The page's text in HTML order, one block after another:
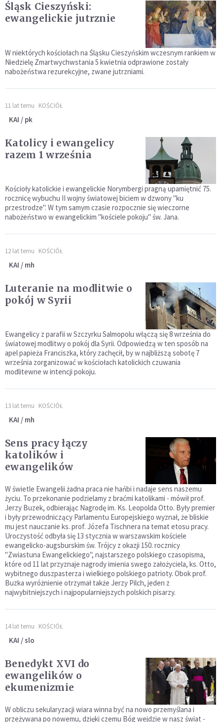
Śląsk Cieszyński:
ewangelickie jutrznie
W niektórych kościołach na Śląsku Cieszyńskim wczesnym rankiem w
Niedzielę Zmartwychwstania 5 kwietnia odprawione zostały
nabożeństwa rezurekcyjne, zwane jutrzniami.
11 lat temu KOŚCIÓŁ
KAI / pk
Katolicy i ewangelicy
razem 1 września
Kościoły katolickie i ewangelickie Norymbergi pragną upamiętnić 75.
rocznicę wybuchu II wojny światowej biciem w dzwony "ku
przestrodze". W tym samym czasie rozpocznie się wieczorne
nabożeństwo w ewangelickim "kościele pokoju" św. Jana.
12 lat temu KOŚCIÓŁ
KAI / mh
Luteranie na modlitwie o
pokój w Syrii
Ewangelicy z parafii w Szczyrku Salmopolu włączą się 8 września do
światowej modlitwy o pokój dla Syrii. Odpowiedzą w ten sposób na
apel papieża Franciszka, który zachęcił, by w najbliższą sobotę 7
września zorganizować w kościołach katolickich czuwania
modlitewne w intencji pokoju.
13 lat temu KOŚCIÓŁ
KAI / mh
Sens pracy łączy
katolików i
ewangelików
W świetle Ewangelii żadna praca nie hańbi i nadaje sens naszemu
życiu. To przekonanie podzielamy z braćmi katolikami - mówił prof.
Jerzy Buzek, odbierając Nagrodę im. Ks. Leopolda Otto. Były premier
i były przewodniczący Parlamentu Europejskiego wyznał, że bliskie
mu jest nauczanie ks. prof. Józefa Tischnera na temat etosu pracy.
Uroczystość odbyła się 13 stycznia w warszawskim kościele
ewangelicko-augsburskim św. Trójcy z okazji 150. rocznicy
"Zwiastuna Ewangelickiego", najstarszego polskiego czasopisma,
które od 11 lat przyznaje nagrody imienia swego założyciela, ks. Otto,
wybitnego duszpasterza i wielkiego polskiego patrioty. Obok prof.
Buzka wyróżnienie otrzymał także Jerzy Pilch, jeden z
najwybitniejszych i najpopularniejszych polskich pisarzy.
14 lat temu KOŚCIÓŁ
KAI / slo
Benedykt XVI do
ewangelików o
ekumenizmie
W obliczu sekularyzacji wiara winna być na nowo przemyślana i
przeżywana po nowemu, dzięki czemu Bóg wejdzie w nasz świat -